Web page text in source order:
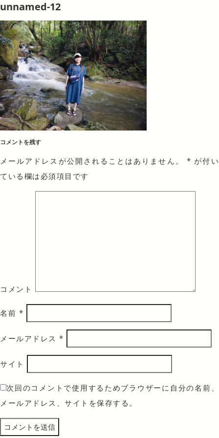
unnamed-12
コメントを残す
メールアドレスが公開されることはありません。 * が付い
ている欄は必須項目です
コメント
名前 *
メールアドレス *
サイト
次回のコメントで使用するためブラウザーに自分の名前、
メールアドレス、サイトを保存する。